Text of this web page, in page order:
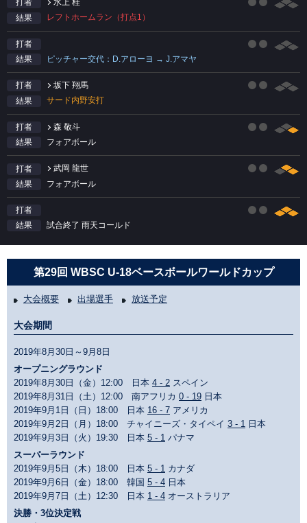
打者
水上 桂
結果
レフトホームラン（打点1）
打者
結果
ピッチャー交代：D.アローヨ → J.アマヤ
打者
坂下 翔馬
結果
サード内野安打
打者
森 敬斗
結果
フォアボール
打者
武岡 龍世
結果
フォアボール
打者
結果
試合終了 雨天コールド
第29回 WBSC U-18ベースボールワールドカップ
大会概要 出場選手 放送予定
大会期間
2019年8月30日～9月8日
オープニングラウンド
2019年8月30日（金）12:00 日本 4 - 2 スペイン
2019年8月31日（土）12:00 南アフリカ 0 - 19 日本
2019年9月1日（日）18:00 日本 16 - 7 アメリカ
2019年9月2日（月）18:00 チャイニーズ・タイペイ 3 - 1 日本
2019年9月3日（火）19:30 日本 5 - 1 パナマ
スーパーラウンド
2019年9月5日（木）18:00 日本 5 - 1 カナダ
2019年9月6日（金）18:00 韓国 5 - 4 日本
2019年9月7日（土）12:30 日本 1 - 4 オーストラリア
決勝・3位決定戦